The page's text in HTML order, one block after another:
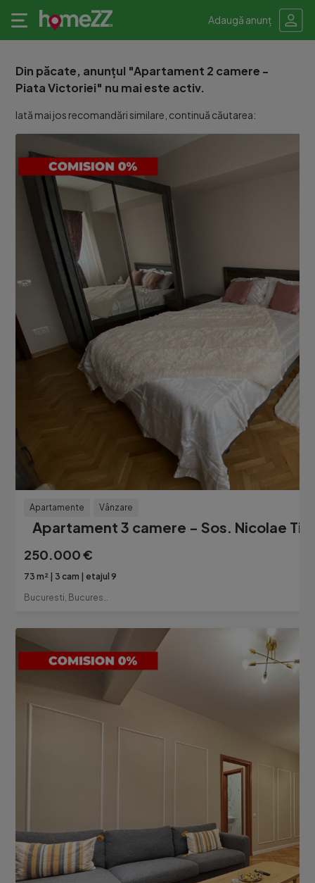
Adaugă anunț
Din păcate, anunțul "Apartament 2 camere -
Piata Victoriei" nu mai este activ.
Iată mai jos recomandări similare, continuă căutarea:
Apartamente Vânzare
Apartament 3 camere - Sos. Nicolae
250.000 €
73 m² 3 cam
etajul 9
Bucuresti, Bucuresti-Ilfov